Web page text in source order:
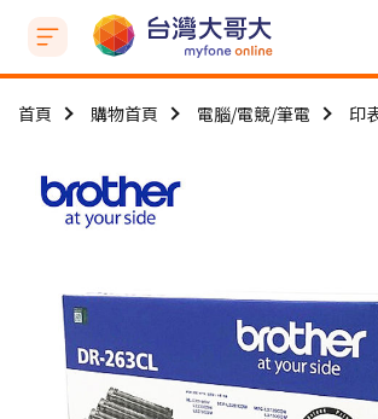
首頁 購物首頁 電腦/電競/筆電 印